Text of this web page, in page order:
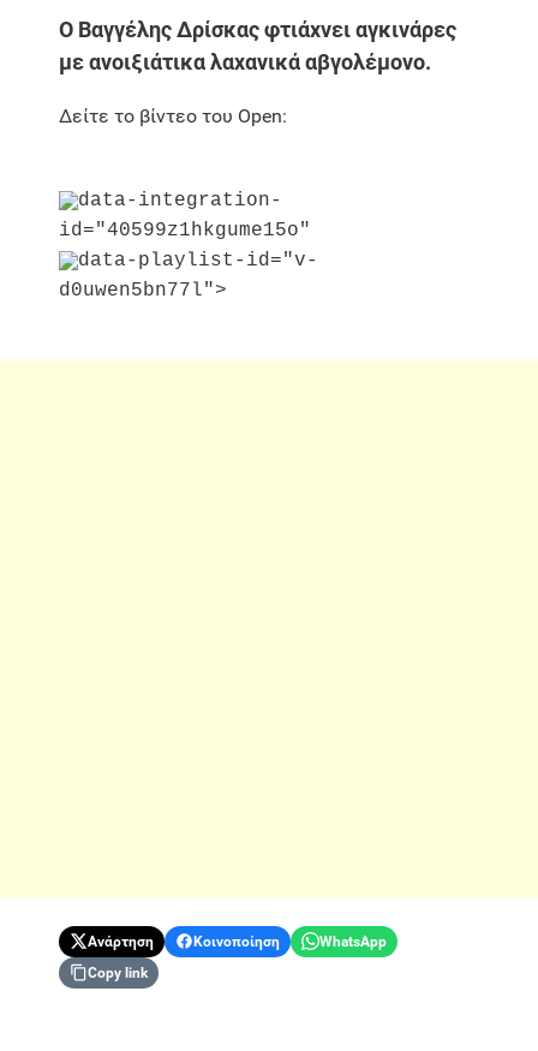
Ο Βαγγέλης Δρίσκας φτιάχνει αγκινάρες
με ανοιξιάτικα λαχανικά αβγολέμονο.
Δείτε το βίντεο του Open:
data-integration-
id="40599z1hkgume15o"
data-playlist-id="v-
d0uwen5bn77l">
Ανάρτηση Κοινοποίηση
WhatsApp
Copy link